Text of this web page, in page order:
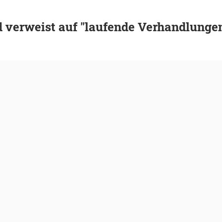
verweist auf "laufende